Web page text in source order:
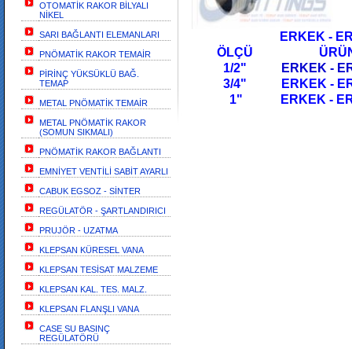
OTOMATİK RAKOR BİLYALI
NİKEL
SARI BAĞLANTI ELEMANLARI
PNÖMATİK RAKOR TEMAİR
PİRİNÇ YÜKSÜKLÜ BAĞ.
TEMAP
METAL PNÖMATİK TEMAİR
METAL PNÖMATİK RAKOR
(SOMUN SIKMALI)
PNÖMATİK RAKOR BAĞLANTI
EMNİYET VENTİLİ SABİT AYARLI
CABUK EGSOZ - SİNTER
REGÜLATÖR - ŞARTLANDIRICI
PRUJÖR - UZATMA
KLEPSAN KÜRESEL VANA
KLEPSAN TESİSAT MALZEME
KLEPSAN KAL. TES. MALZ.
KLEPSAN FLANŞLI VANA
CASE SU BASINÇ
REGÜLATÖRÜ
ERKEK -
ÖLÇÜ
1/2"
ERKEK -
3/4" ERKEK -
1" ERKEK -